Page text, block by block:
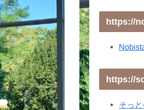
https://
https://
そっ